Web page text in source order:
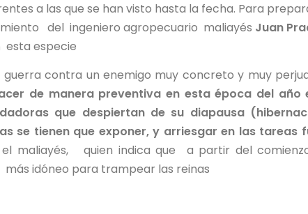
a las que se han visto hasta la fecha. Para
del ingeniero agropecuario maliayés Juan
esta especie
contra un enemigo muy concreto y muy
de manera preventiva en esta época del año
que despiertan de su diapausa
se tienen que exponer, y arriesgar en las tareas
el maliayés, quien indica que a partir del
idóneo para trampear las reinas